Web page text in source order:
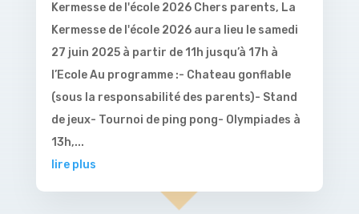
Kermesse de l'école 2026 Chers parents, La
Kermesse de l'école 2026 aura lieu le samedi
27 juin 2025 à partir de 11h jusqu’à 17h à
l’Ecole Au programme :- Chateau gonflable
(sous la responsabilité des parents)- Stand
de jeux- Tournoi de ping pong- Olympiades à
13h,...
lire plus